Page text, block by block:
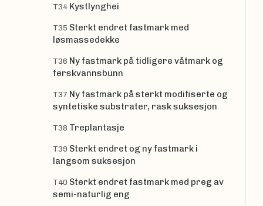
T34 Kystlynghei
T35 Sterkt endret fastmark med
løsmassedekke
T36 Ny fastmark på tidligere våtmark og
ferskvannsbunn
T37 Ny fastmark på sterkt modifiserte og
syntetiske substrater, rask suksesjon
T38 Treplantasje
T39 Sterkt endret og ny fastmark i
langsom suksesjon
T40 Sterkt endret fastmark med preg av
semi-naturlig eng